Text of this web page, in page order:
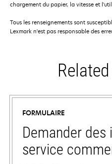
chargement du papier, la vitesse et
Tous les renseignements sont
Lexmark n'est pas responsable des
FORMULAIRE
Demander
service